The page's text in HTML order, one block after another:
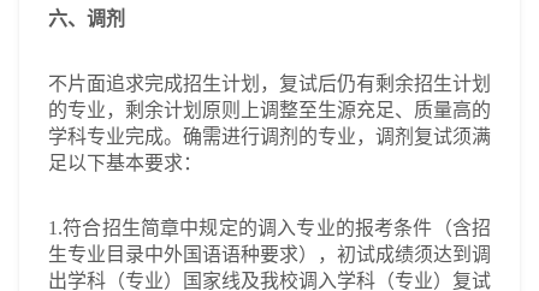
六、调剂
不片面追求完成招生计划，复试后仍有剩余招生计划
的专业，剩余计划原则上调整至生源充足、质量高的
学科专业完成。确需进行调剂的专业，调剂复试须满
足以下基本要求：
1.符合招生简章中规定的调入专业的报考条件（含招
生专业目录中外国语语种要求），初试成绩须达到调
出学科（专业）国家线及我校调入学科（专业）复试